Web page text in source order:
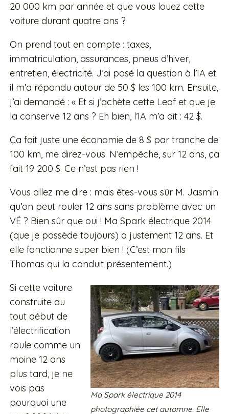
20 000 km par année et que vous louez cette
voiture durant quatre ans ?
On prend tout en compte : taxes,
immatriculation, assurances, pneus d’hiver,
entretien, électricité. J’ai posé la question à l’IA et
il m’a répondu autour de 50 $ les 100 km. Ensuite,
j’ai demandé : « Et si j’achète cette Leaf et que je
la conserve 12 ans ? Eh bien, l’IA m’a dit : 42 $.
Ça fait juste une économie de 8 $ par tranche de
100 km, me direz-vous. N’empêche, sur 12 ans, ça
fait 19 200 $. Ce n’est pas rien !
Vous allez me dire : mais êtes-vous sûr M. Jasmin
qu’on peut rouler 12 ans sans problème avec un
VÉ ? Bien sûr que oui ! Ma Spark électrique 2014
(que je possède toujours) a justement 12 ans. Et
elle fonctionne super bien ! (C’est mon fils
Thomas qui la conduit présentement.)
Ma Spark électrique 2014
photographiée cet automne. Elle
Si cette voiture
construite au
tout début de
l’électrification
roule comme un
moine 12 ans
plus tard, je ne
vois pas
pourquoi une